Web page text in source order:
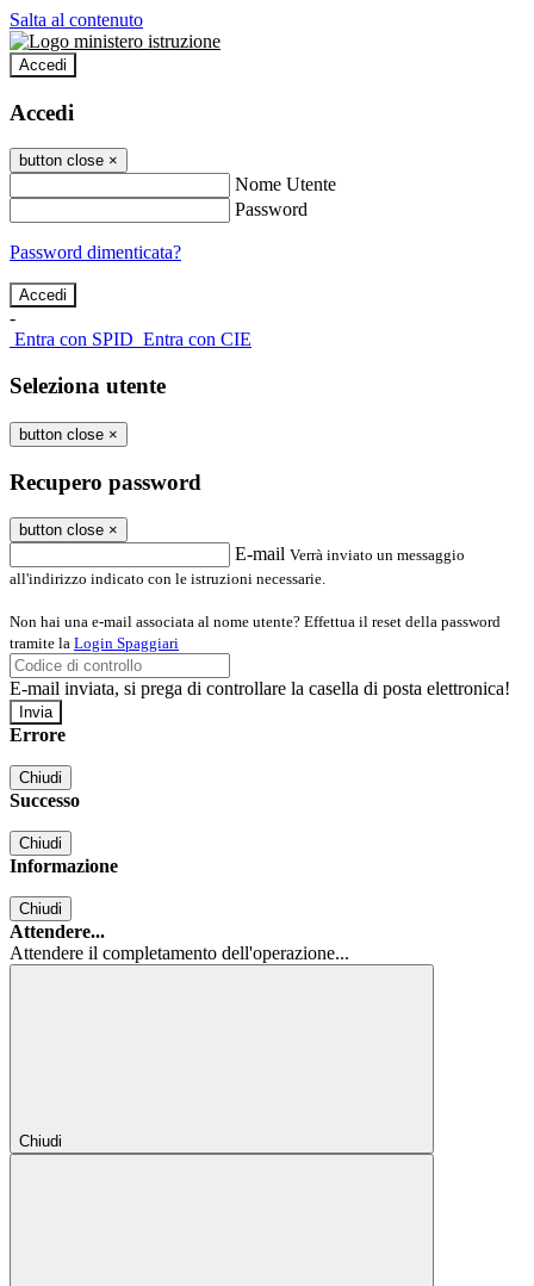
Salta al contenuto
Accedi
Accedi
button close ×
Nome Utente
Password
Password dimenticata?
-
Entra con SPID Entra con CIE
Seleziona utente
button close ×
Recupero password
button close ×
E-mail Verrà inviato un messaggio
all'indirizzo indicato con le istruzioni necessarie.
Non hai una e-mail associata al nome utente? Effettua il reset della password
tramite la Login Spaggiari
E-mail inviata, si prega di controllare la casella di posta elettronica!
Errore
Chiudi
Successo
Chiudi
Informazione
Chiudi
Attendere...
Attendere il completamento dell'operazione...
Chiudi